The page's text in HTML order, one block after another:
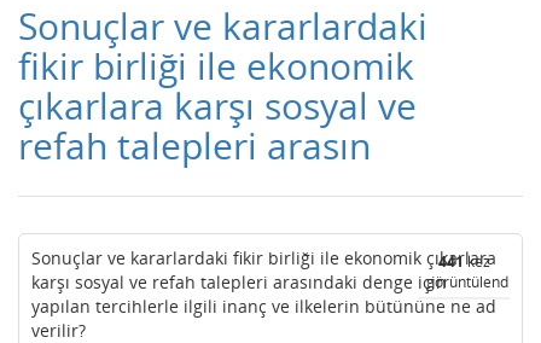
Sonuçlar ve kararlardaki
fikir birliği ile ekonomik
çıkarlara karşı sosyal ve
refah talepleri arasın
441kez
görüntülendi
Sonuçlar ve kararlardaki fikir birliği ile ekonomik çıkarlara
karşı sosyal ve refah talepleri arasındaki denge için
yapılan tercihlerle ilgili inanç ve ilkelerin bütününe ne ad
verilir?